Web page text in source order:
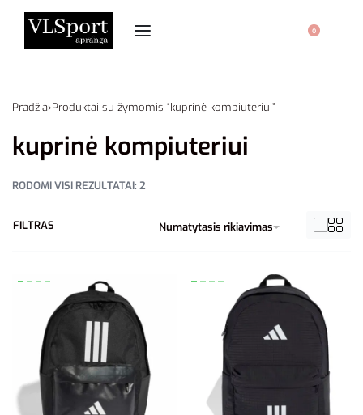
0
Pradžia›Produktai su žymomis “kuprinė kompiuteriui”
kuprinė kompiuteriui
RODOMI VISI REZULTATAI: 2
Numatytasis rikiavimas
FILTRAS